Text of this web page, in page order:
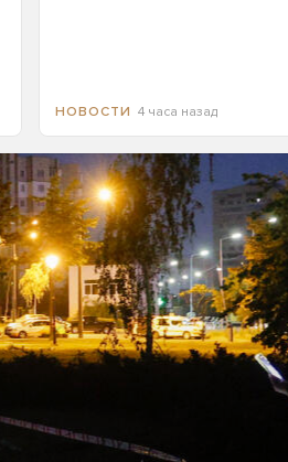
НОВОСТИ 4 часа назад